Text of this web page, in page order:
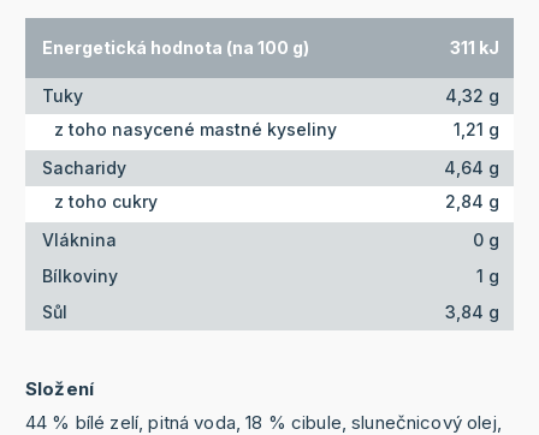
Energetická hodnota (na 100 g) 311 kJ
Tuky
4,32 g
z toho nasycené mastné kyseliny
1,21 g
Sacharidy
4,64 g
z toho cukry
2,84 g
Vláknina
0 g
Bílkoviny
1 g
Sůl
3,84 g
Složení
44 % bílé zelí, pitná voda, 18 % cibule, slunečnicový olej,